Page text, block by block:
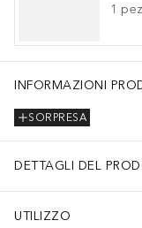
1
INFORMAZIONI
SORPRESA
DETTAGLI DEL
UTILIZZO